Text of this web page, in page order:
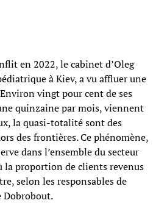
en 2022, le cabinet d’Oleg
à Kiev, a vu affluer une
vingt pour cent de ses
quinzaine par mois, viennent
la quasi-totalité sont des
des frontières. Ce phénomène,
dans l’ensemble du secteur
la proportion de clients revenus
selon les responsables de
Dobrobout.